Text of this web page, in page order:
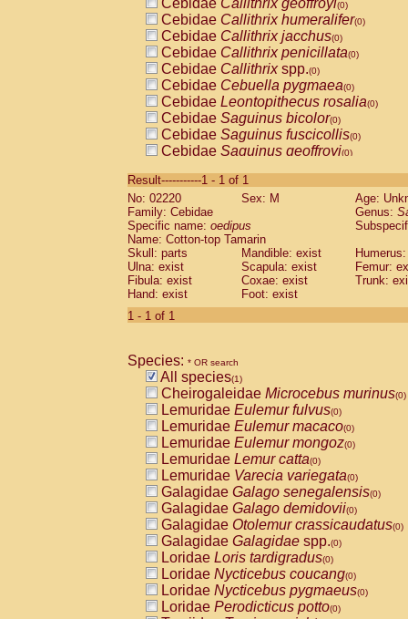
Cebidae Callithrix geoffroyi(0)
Cebidae Callithrix humeralifer(0)
Cebidae Callithrix jacchus(0)
Cebidae Callithrix penicillata(0)
Cebidae Callithrixspp.(0)
Cebidae Cebuella pygmaea(0)
Cebidae Leontopithecus rosalia(0)
Cebidae Saguinus bicolor(0)
Cebidae Saguinus fuscicollis(0)
Cebidae Saguinus geoffroyi(0)
CebidaeSaguinus labiatus(0)
Cebidae Saguinus leucopus (0)
Cebidae
CebidaeSaguinus mystax
Cebidae Saguinus nigricollis (0)
Cebidae Saguinus oedipus
Cebidae Saguinus weddelli
Cebidae Saguinusspp.
Cebidae
CebidaeCebus capucinus
CebidaeCebus nigrivittatus
CebidaeCebus spp.(0)
CebidaeSaimiri boliviensis(0)
CebidaeSaimiri sciureus(0)
AtelidaeAlouatta caraya(0)
AtelidaeAlouatta fusca(0)
AtelidaeAlouatta seniculus(0)
AtelidaeAlouattaspp.(0)
AtelidaeAteles belzebuth(0)
AtelidaeAteles geoffroyi(0)
AtelidaeAteles paniscus(0)
AtelidaeAtelesspp.(0)
AtelidaeLagothrix lagothricha(0)
AtelidaeLagothrix lagothricha cana
PitheciidaeCacajao calvus
Result-----------1 - 1 of 1
No: 02220
Sex: M
Age:
Family: Cebidae
Genus:
Specific name: oedipus
Name: Cotton-top Tamarin
Skull: parts
Mandible: exist
Ulna: exist
Scapula: exist
Femur:
Fibula: exist
Coxae: exist
Trunk:
Hand: exist
Foot: exist
1 - 1 of 1
Species: * OR search
All species(1)
Cheirogaleidae Microcebus murinus(0)
Lemuridae Eulemur fulvus(0)
Lemuridae Eulemur macaco(0)
Lemuridae Eulemur mongoz(0)
Lemuridae Lemur catta(0)
Lemuridae Varecia variegata(0)
Galagidae Galago senegalensis(0)
Galagidae Galago demidovii(0)
Galagidae Otolemur crassicaudatus(0)
Galagidae Galagidae spp.(0)
Loridae Loris tardigradus(0)
Loridae Nycticebus coucang(0)
Loridae Nycticebus pygmaeus(0)
Loridae Perodicticus potto(0)